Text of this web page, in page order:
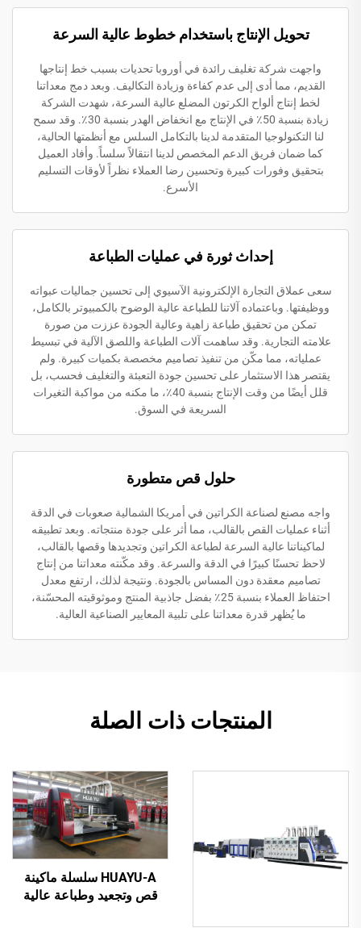
تحويل الإنتاج باستخدام خطوط عالية السرعة
واجهت شركة تغليف رائدة في أوروبا تحديات بسبب خط إنتاجها
القديم، مما أدى إلى عدم كفاءة وزيادة التكاليف. وبعد دمج معداتنا
لخط إنتاج ألواح الكرتون المضلع عالية السرعة، شهدت الشركة
زيادة بنسبة 50٪ في الإنتاج مع انخفاض الهدر بنسبة 30٪. وقد سمح
لنا التكنولوجيا المتقدمة لدينا بالتكامل السلس مع أنظمتها الحالية،
كما ضمان فريق الدعم المخصص لدينا انتقالاً سلساً. وأفاد العميل
بتحقيق وفورات كبيرة وتحسين رضا العملاء نظراً لأوقات التسليم
الأسرع.
إحداث ثورة في عمليات الطباعة
سعى عملاق التجارة الإلكترونية الآسيوي إلى تحسين جماليات عبواته
ووظيفتها. وباعتماده آلاتنا للطباعة عالية الوضوح بالكمبيوتر بالكامل،
تمكن من تحقيق طباعة زاهية وعالية الجودة عززت من صورة
علامته التجارية. وقد ساهمت آلات الطباعة واللصق الآلية في تبسيط
عملياته، مما مكّن من تنفيذ تصاميم مخصصة بكميات كبيرة. ولم
يقتصر هذا الاستثمار على تحسين جودة التعبئة والتغليف فحسب، بل
قلل أيضًا من وقت الإنتاج بنسبة 40٪، ما مكنه من مواكبة التغيرات
السريعة في السوق.
حلول قص متطورة
واجه مصنع لصناعة الكراتين في أمريكا الشمالية صعوبات في الدقة
أثناء عمليات القص بالقالب، مما أثر على جودة منتجاته. وبعد تطبيقه
لماكيناتنا عالية السرعة لطباعة الكراتين وتجديدها وقصها بالقالب،
لاحظ تحسنًا كبيرًا في الدقة والسرعة. وقد مكّنته معداتنا من إنتاج
تصاميم معقدة دون المساس بالجودة. ونتيجة لذلك، ارتفع معدل
احتفاظ العملاء بنسبة 25٪ بفضل جاذبية المنتج وموثوقيته المحسّنة،
ما يُظهر قدرة معداتنا على تلبية المعايير الصناعية العالية.
المنتجات ذات الصلة
HUAYU-A سلسلة ماكينة
قص وتجعيد وطباعة عالية